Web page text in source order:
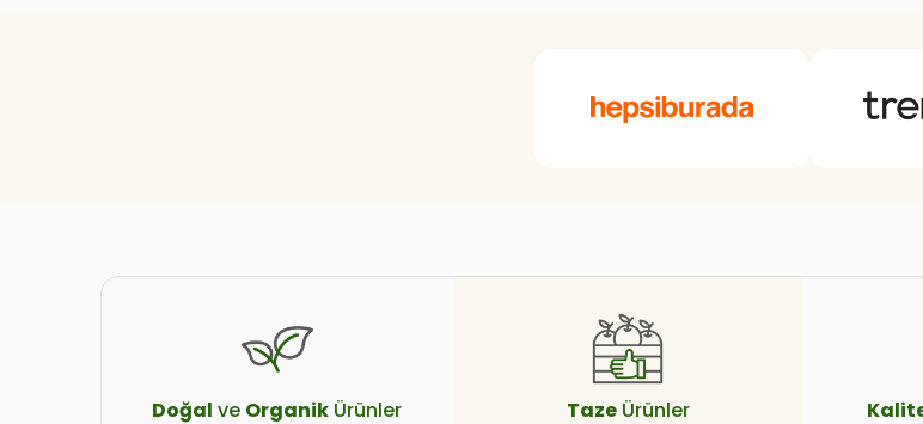
Doğal ve Organik Ürünler TazeÜrünler